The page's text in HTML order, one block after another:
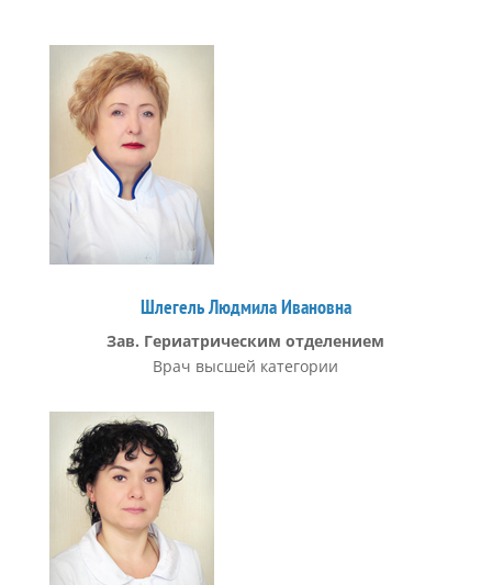
Шлегель Людмила Ивановна
Зав. Гериатрическим отделением
Врач высшей категории